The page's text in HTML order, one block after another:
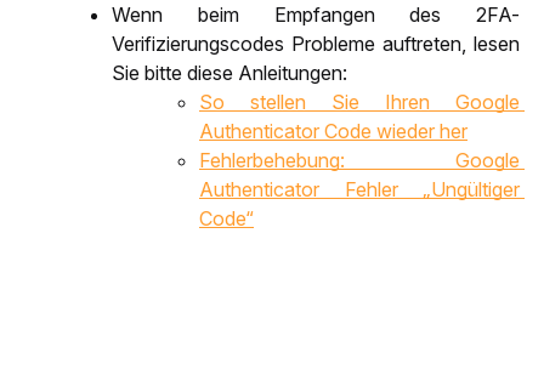
Wenn beim Empfangen des 2FA-
Verifizierungscodes Probleme auftreten, lesen
Sie bitte diese Anleitungen:
So stellen Sie Ihren Google
Authenticator Code wieder her
Fehlerbehebung: Google
Authenticator Fehler „Ungültiger
Code“